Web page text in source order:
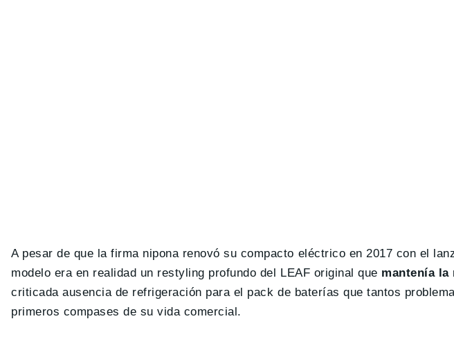
A pesar de que la firma nipona renovó su compacto eléctrico en 2017 con el
modelo era en realidad un restyling profundo del LEAF original que mantenía la
criticada ausencia de refrigeración para el pack de baterías que tantos
primeros compases de su vida comercial.